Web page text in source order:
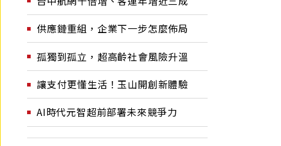
供應鏈重組，企業下一步怎麼佈局
孤獨到孤立，超高齡社會風險升溫
讓支付更懂生活！玉山開創新體驗
AI時代元智超前部署未來競爭力